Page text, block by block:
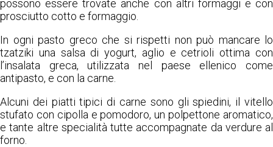
possono essere trovate anche con altri formaggi e con
prosciutto cotto e formaggio.
In ogni pasto greco che si rispetti non può mancare lo
tzatziki una salsa di yogurt, aglio e cetrioli ottima con
l’insalata greca, utilizzata nel paese ellenico come
antipasto, e con la carne.
Alcuni dei piatti tipici di carne sono gli spiedini, il vitello
stufato con cipolla e pomodoro, un polpettone aromatico,
e tante altre specialità tutte accompagnate da verdure al
forno.